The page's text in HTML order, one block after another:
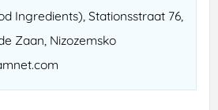
Ingredients), Stationsstraat 76,
Zaan, Nizozemsko